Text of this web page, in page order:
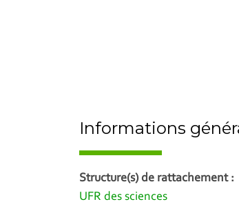
Informations
Structure(s) de rattachement :
UFR des sciences